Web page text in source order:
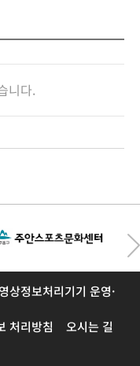
니다.
상정보처리기기 운영·
처리방침 오시는 길